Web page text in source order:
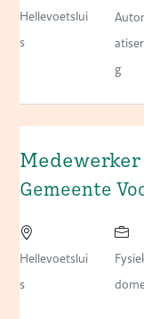
Hellevoetslui
s
g
Gemeente
Hellevoetslui
s